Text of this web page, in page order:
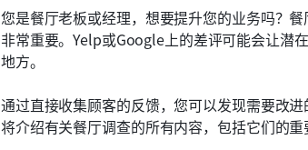
您是餐厅老板或经理，想要提升您的业务吗？
非常重要。Yelp或Google上的差评可能会让潜
地方。
通过直接收集顾客的反馈，您可以发现需要改
将介绍有关餐厅调查的所有内容，包括它们的